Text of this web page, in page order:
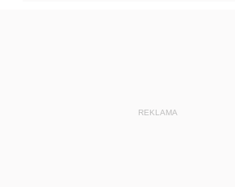
REKLAMA